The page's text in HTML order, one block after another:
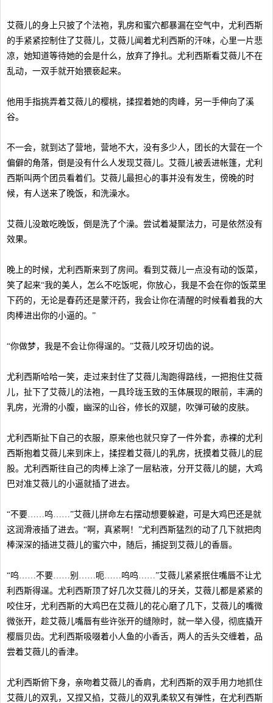
艾薇儿的身上只披了个法袍，乳房和蜜穴都暴漏在空气中，尤利西斯
的手紧紧控制住了艾薇儿，艾薇儿闻着尤利西斯的汗味，心里一片悲
凉，她知道等待她的会是什么，放弃了挣扎。尤利西斯看艾薇儿不在
乱动，一双手就开始猥亵起来。
他用手指挑弄着艾薇儿的樱桃，揉捏着她的肉峰，另一手伸向了溪
谷。
不一会，就到达了营地，营地不大，没有多少人，团长的大营在一个
偏僻的角落，倒是没有什么人发现艾薇儿。艾薇儿被丢进帐篷，尤利
西斯叫两个团员看着们。艾薇儿最担心的事并没有发生，傍晚的时
候，有人送来了晚饭，和洗澡水。
艾薇儿没敢吃晚饭，倒是洗了个澡。尝试着凝聚法力，可是依然没有
效果。
晚上的时候，尤利西斯来到了房间。看到艾薇儿一点没有动的饭菜，
笑了起来“我的美人，怎么不吃饭呢，你放心，我是不会在你的饭菜里
下药的，无论是春药还是蒙汗药，我会让你在清醒的时候看着我的大
肉棒进出你的小逼的。”
“你做梦，我是不会让你得逞的。”艾薇儿咬牙切齿的说。
尤利西斯哈哈一笑，走过来封住了艾薇儿淘跑得路线，一把抱住艾薇
儿，扯下了艾薇儿的法袍，一具玲珑玉致的玉体展现的眼前，丰满的
乳房，光滑的小腹，幽深的山谷，修长的双腿，吹弹可破的皮肤。
尤利西斯扯下自己的衣服，原来他也就只穿了一件外套，赤裸的尤利
西斯抱着艾薇儿来到床上，揉捏着艾薇儿的乳房，抚摸着艾薇儿的屁
股。尤利西斯往自己的肉棒上涂了一层粘液，分开艾薇儿的腿，大鸡
巴对准艾薇儿的小逼就插了进去。
“不要……呜……”艾薇儿拼命左右摆动想要躲避，可是大鸡巴还是就
这润滑液插了进去。“啊，真紧啊！”尤利西斯猛烈的动了几下就把肉
棒深深的插进艾薇儿的蜜穴中，随后，捕捉到艾薇儿的香唇。
“呜……不要……别……呃……呜呜……”艾薇儿紧紧抿住嘴唇不让尤
利西斯得逞。尤利西斯顶了好几次艾薇儿的牙关，艾薇儿都是紧紧的
咬住牙，尤利西斯的大鸡巴在艾薇儿的花心磨了几下，艾薇儿的嘴微
微张开，趁艾薇儿嘴唇有些许张开的缝隙时，就一举入侵，彻底撬开
樱唇贝齿。尤利西斯吸啜着小人鱼的小香舌，两人的舌头交缠着，品
尝着艾薇儿的香津。
尤利西斯俯下身，亲吻着艾薇儿的香肩，尤利西斯的双手用力地抓住
艾薇儿的双乳，又捏又掐，艾薇儿的双乳柔软又有弹性，在尤利西斯